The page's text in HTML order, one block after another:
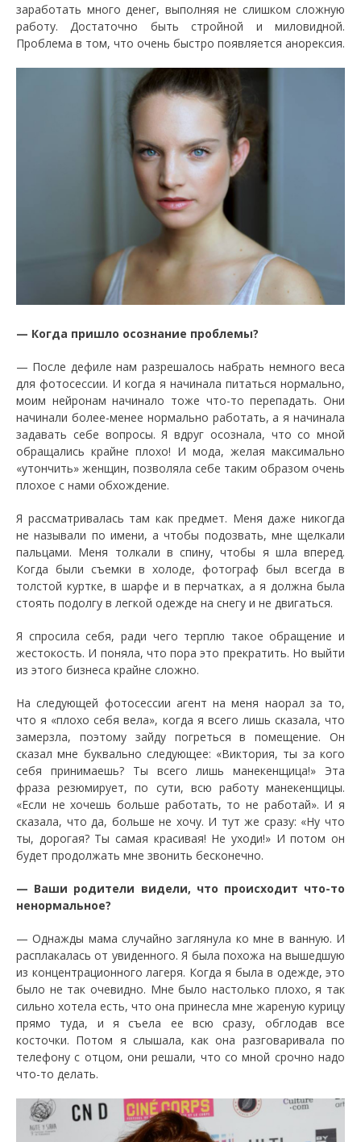
заработать много денег, выполняя не слишком сложную
работу. Достаточно быть стройной и миловидной.
Проблема в том, что очень быстро появляется анорексия.
— Когда пришло осознание проблемы?
— После дефиле нам разрешалось набрать немного веса
для фотосессии. И когда я начинала питаться нормально,
моим нейронам начинало тоже что-то перепадать. Они
начинали более-менее нормально работать, а я начинала
задавать себе вопросы. Я вдруг осознала, что со мной
обращались крайне плохо! И мода, желая максимально
«утончить» женщин, позволяла себе таким образом очень
плохое с нами обхождение.
Я рассматривалась там как предмет. Меня даже никогда
не называли по имени, а чтобы подозвать, мне щелкали
пальцами. Меня толкали в спину, чтобы я шла вперед.
Когда были съемки в холоде, фотограф был всегда в
толстой куртке, в шарфе и в перчатках, а я должна была
стоять подолгу в легкой одежде на снегу и не двигаться.
Я спросила себя, ради чего терплю такое обращение и
жестокость. И поняла, что пора это прекратить. Но выйти
из этого бизнеса крайне сложно.
На следующей фотосессии агент на меня наорал за то,
что я «плохо себя вела», когда я всего лишь сказала, что
замерзла, поэтому зайду погреться в помещение. Он
сказал мне буквально следующее: «Виктория, ты за кого
себя принимаешь? Ты всего лишь манекенщица!» Эта
фраза резюмирует, по сути, всю работу манекенщицы.
«Если не хочешь больше работать, то не работай». И я
сказала, что да, больше не хочу. И тут же сразу: «Ну что
ты, дорогая? Ты самая красивая! Не уходи!» И потом он
будет продолжать мне звонить бесконечно.
— Ваши родители видели, что происходит что-то
ненормальное?
— Однажды мама случайно заглянула ко мне в ванную. И
расплакалась от увиденного. Я была похожа на вышедшую
из концентрационного лагеря. Когда я была в одежде, это
было не так очевидно. Мне было настолько плохо, я так
сильно хотела есть, что она принесла мне жареную курицу
прямо туда, и я съела ее всю сразу, обглодав все
косточки. Потом я слышала, как она разговаривала по
телефону с отцом, они решали, что со мной срочно надо
что-то делать.